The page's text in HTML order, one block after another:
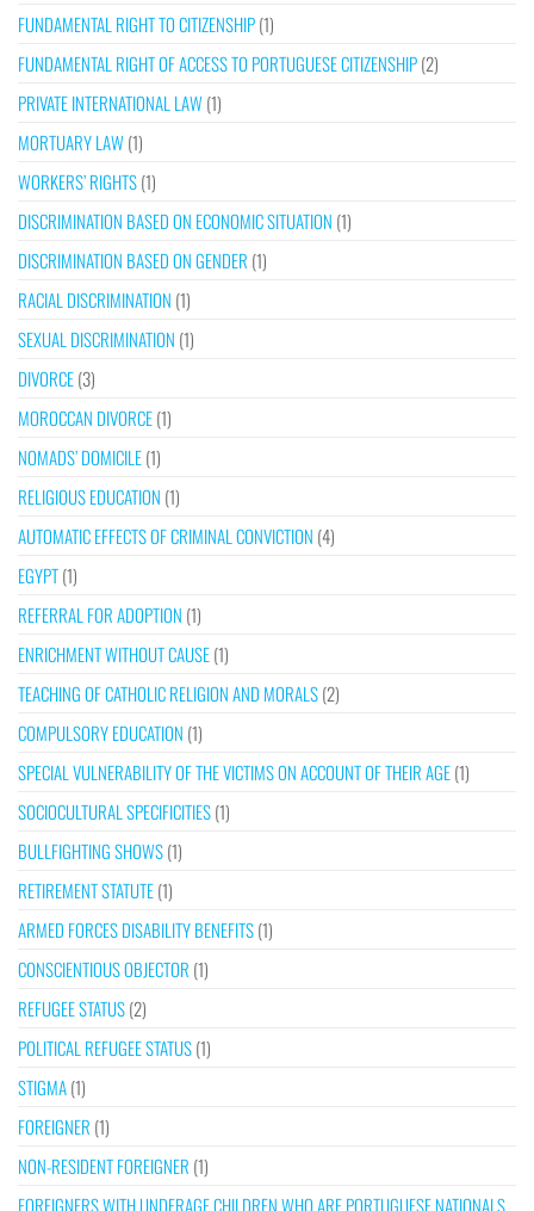
FUNDAMENTAL RIGHT TO CITIZENSHIP(1)
FUNDAMENTAL RIGHT OF ACCESS TO PORTUGUESE CITIZENSHIP(2)
PRIVATE INTERNATIONAL LAW(1)
MORTUARY LAW(1)
WORKERS’ RIGHTS(1)
DISCRIMINATION BASED ON ECONOMIC SITUATION (1)
DISCRIMINATION BASED ON GENDER (1)
RACIAL DISCRIMINATION (1)
SEXUAL DISCRIMINATION (1)
DIVORCE(3)
MOROCCAN DIVORCE(1)
NOMADS’ DOMICILE(1)
RELIGIOUS EDUCATION (1)
AUTOMATIC EFFECTS OF CRIMINAL CONVICTION (4)
EGYPT(1)
REFERRAL FOR ADOPTION (1)
ENRICHMENT WITHOUT CAUSE(1)
TEACHING OF CATHOLIC RELIGION AND MORALS(2)
COMPULSORY EDUCATION (1)
SPECIAL VULNERABILITY OF THE VICTIMS ON ACCOUNT OF THEIR AGE(1)
SOCIOCULTURAL SPECIFICITIES(1)
BULLFIGHTING SHOWS(1)
RETIREMENT STATUTE(1)
ARMED FORCES DISABILITY BENEFITS(1)
CONSCIENTIOUS OBJECTOR (1)
REFUGEE STATUS(2)
POLITICAL REFUGEE STATUS(1)
STIGMA(1)
FOREIGNER (1)
NON-RESIDENT FOREIGNER (1)
FOREIGNERS WITH UNDERAGE CHILDREN WHO ARE PORTUGUESE NATIONALS